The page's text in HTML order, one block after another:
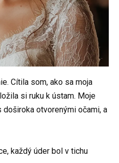
Cítila som, ako sa moja
si ruku k ústam. Moje
otvorenými očami, a
každý úder bol v tichu